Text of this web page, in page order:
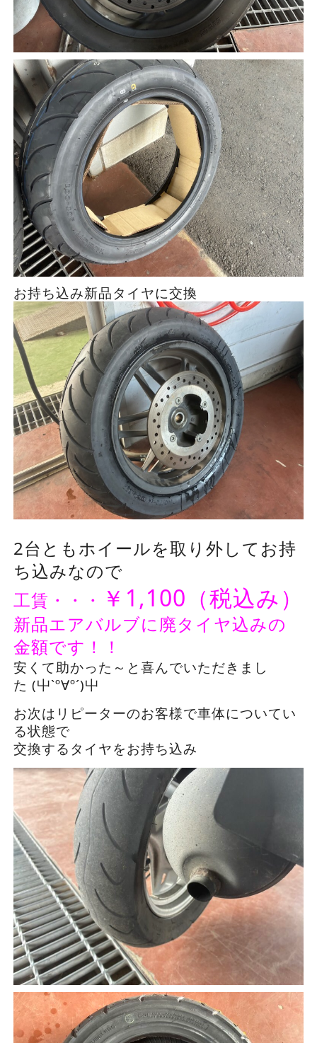
お持ち込み新品タイヤに交換
2台ともホイールを取り外してお持
ち込みなので
工賃・・・ ￥1,100（税込み）
新品エアバルブに廃タイヤ込みの
金額です！！
安くて助かった～と喜んでいただきまし
た (屮`º∀º´)屮
お次はリピーターのお客様で車体についてい
る状態で
交換するタイヤをお持ち込み